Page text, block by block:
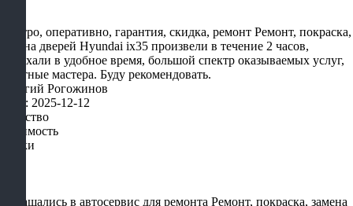
Быстро, оперативно, гарантия, скидка, ремонт Ремонт, покраска,
замена дверей Hyundai ix35 произвели в течение 2 часов,
приехали в удобное время, большой спектр оказываемых услуг,
опытные мастера. Буду рекомендовать.
Георгий Рогожинов
Дата: 2025-12-12
Качество
Стоимость
Сроки
Обращались в автосервис для ремонта Ремонт, покраска, замена